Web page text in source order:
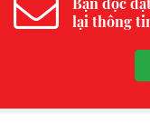
lại thông